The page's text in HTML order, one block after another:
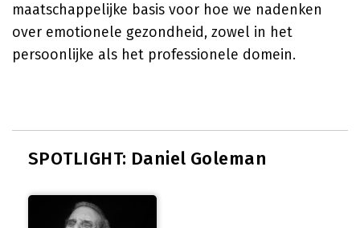
maatschappelijke basis voor hoe we nadenken
over emotionele gezondheid, zowel in het
persoonlijke als het professionele domein.
SPOTLIGHT: Daniel Goleman